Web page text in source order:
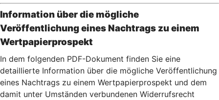
Information über die mögliche
Veröffentlichung eines Nachtrags zu einem
Wertpapierprospekt
In dem folgenden PDF-Dokument finden Sie eine
detaillierte Information über die mögliche Veröffentlichung
eines Nachtrags zu einem Wertpapierprospekt und dem
damit unter Umständen verbundenen Widerrufsrecht